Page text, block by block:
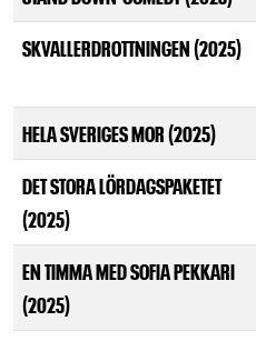
SKVALLERDROTTNINGEN (2025)
HELA SVERIGES MOR (2025)
DET STORA LÖRDAGSPAKETET
(2025)
EN TIMMA MED SOFIA PEKKARI
(2025)